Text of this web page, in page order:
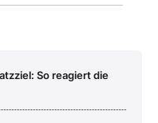
So reagiert die